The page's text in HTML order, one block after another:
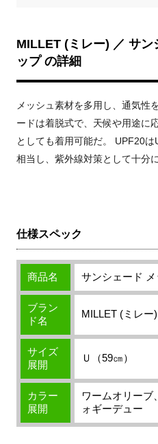
MILLET (ミレー) ／ サン
ップ の詳細
メッシュ素材を多用し、通気性
ードは着脱式で、天候や用途に
としても着用可能だ。 UPF20
相当し、紫外線対策として十分
仕様スペック
商品名 サンシェード
ブラン
ド名
MILLET (ミレー)
サイズ
展開
Ｕ（59㎝）
カラー
展開
ワームオリーブ
ォギーデュー